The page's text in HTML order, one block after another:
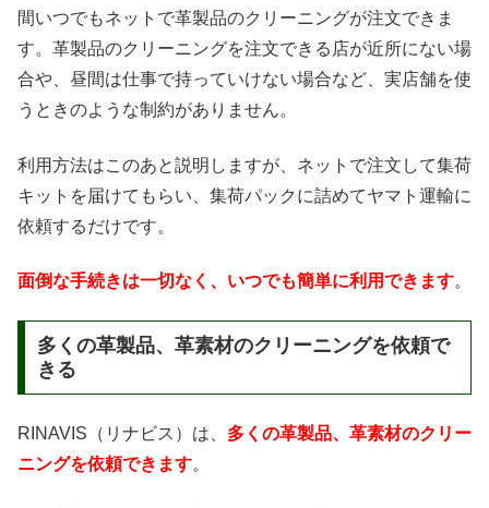
間いつでもネットで革製品のクリーニングが注文できま
す。革製品のクリーニングを注文できる店が近所にない場
合や、昼間は仕事で持っていけない場合など、実店舗を使
うときのような制約がありません。
利用方法はこのあと説明しますが、ネットで注文して集荷
キットを届けてもらい、集荷パックに詰めてヤマト運輸に
依頼するだけです。
面倒な手続きは一切なく、いつでも簡単に利用できます。
多くの革製品、革素材のクリーニングを依頼で
きる
RINAVIS（リナビス）は、 多くの革製品、革素材のクリー
ニングを依頼できます。